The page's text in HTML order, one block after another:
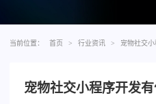
当前位置： 首页 > 行业资讯 > 宠物社交小
宠物社交小程序开发有